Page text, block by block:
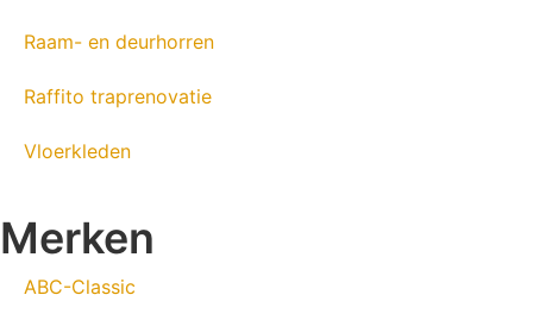
Raam- en deurhorren
Raffito traprenovatie
Vloerkleden
Merken
ABC-Classic